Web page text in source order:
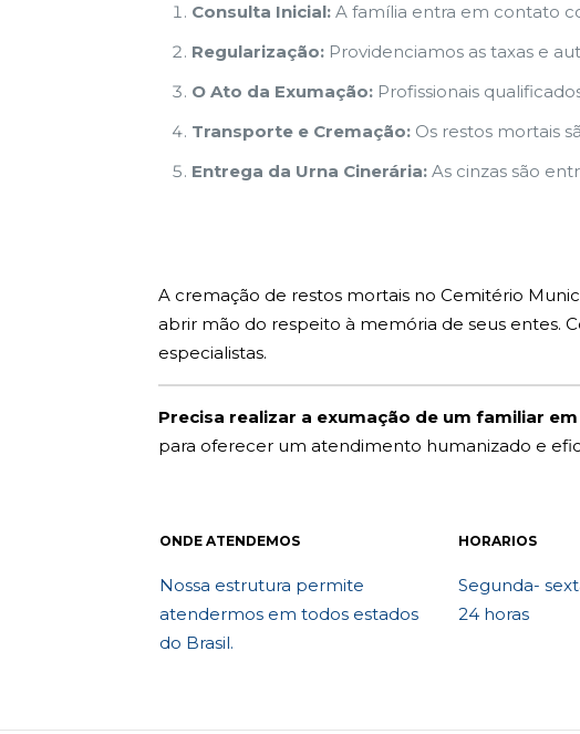
Consulta Inicial:A família entra em contato
Regularização:Providenciamos as taxas e
O Ato da Exumação:Profissionais
Transporte e Cremação:Os restos mortais
Entrega da Urna Cinerária:As cinzas são
A cremação de restos mortais no Cemitério
abrir mão do respeito à memória de seus entes.
especialistas.
Precisa realizar a exumação de um familiar
para oferecer um atendimento humanizado e
ONDE ATENDEMOS
Nossa estrutura permite
atendermos em todos estados
do Brasil.
HORARIOS
Segunda-
24 horas